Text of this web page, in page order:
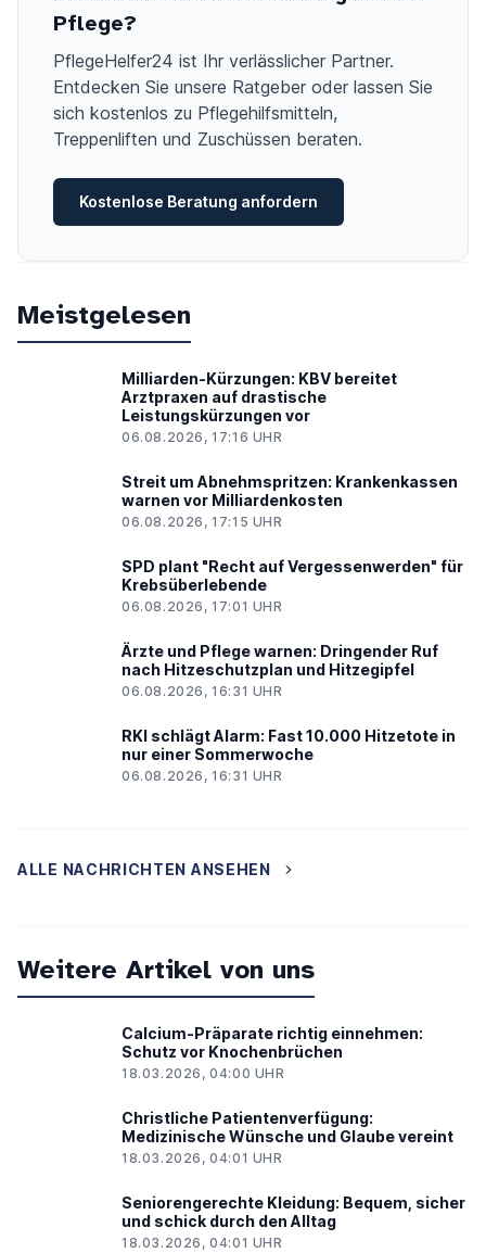
Pflege?
PflegeHelfer24 ist Ihr verlässlicher Partner.
Entdecken Sie unsere Ratgeber oder lassen Sie
sich kostenlos zu Pflegehilfsmitteln,
Treppenliften und Zuschüssen beraten.
Kostenlose Beratung anfordern
Meistgelesen
Milliarden-Kürzungen: KBV bereitet
Arztpraxen auf drastische
Leistungskürzungen vor
06.08.2026, 17:16 UHR
Streit um Abnehmspritzen: Krankenkassen
warnen vor Milliardenkosten
06.08.2026, 17:15 UHR
SPD plant "Recht auf Vergessenwerden" für
Krebsüberlebende
06.08.2026, 17:01 UHR
Ärzte und Pflege warnen: Dringender Ruf
nach Hitzeschutzplan und Hitzegipfel
06.08.2026, 16:31 UHR
RKI schlägt Alarm: Fast 10.000 Hitzetote in
nur einer Sommerwoche
06.08.2026, 16:31 UHR
ALLE NACHRICHTEN ANSEHEN
Weitere Artikel von uns
Calcium-Präparate richtig einnehmen:
Schutz vor Knochenbrüchen
18.03.2026, 04:00 UHR
Christliche Patientenverfügung:
Medizinische Wünsche und Glaube vereint
18.03.2026, 04:01 UHR
Seniorengerechte Kleidung: Bequem, sicher
und schick durch den Alltag
18.03.2026, 04:01 UHR